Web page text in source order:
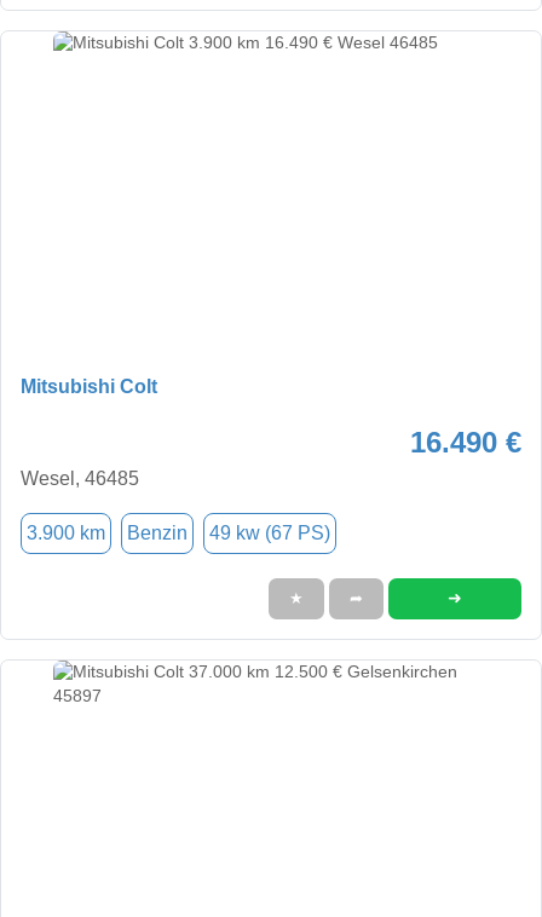
Mitsubishi Colt
16.490 €
Wesel, 46485
3.900 km Benzin 49 kw (67 PS)
★ ➦ ➜